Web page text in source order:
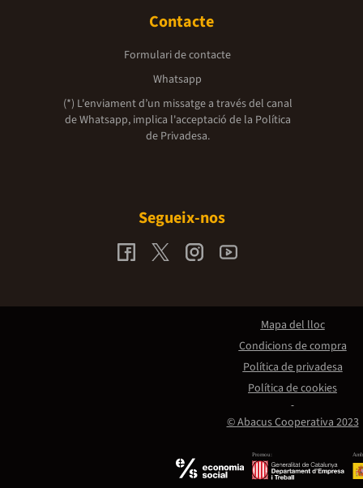
Contacte
Formulari de contacte
Whatsapp
(*) L'enviament d’un missatge a través del canal
de Whatsapp, implica l'acceptació de la Política
de Privadesa.
Segueix-nos
Promou:
© Abacus Cooperativa 2023
Mapa del lloc
Condicions de compra
Política de privadesa
Política de cookies